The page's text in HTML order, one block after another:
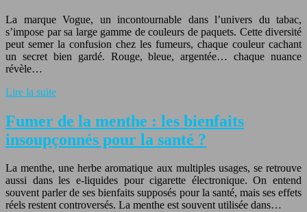
La marque Vogue, un incontournable dans l’univers du tabac,
s’impose par sa large gamme de couleurs de paquets. Cette diversité
peut semer la confusion chez les fumeurs, chaque couleur cachant
un secret bien gardé. Rouge, bleue, argentée… chaque nuance
révèle…
Lire la suite
Fumer de la menthe : les bienfaits
insoupçonnés pour la santé ?
La menthe, une herbe aromatique aux multiples usages, se retrouve
aussi dans les e-liquides pour cigarette électronique. On entend
souvent parler de ses bienfaits supposés pour la santé, mais ses effets
réels restent controversés. La menthe est souvent utilisée dans…